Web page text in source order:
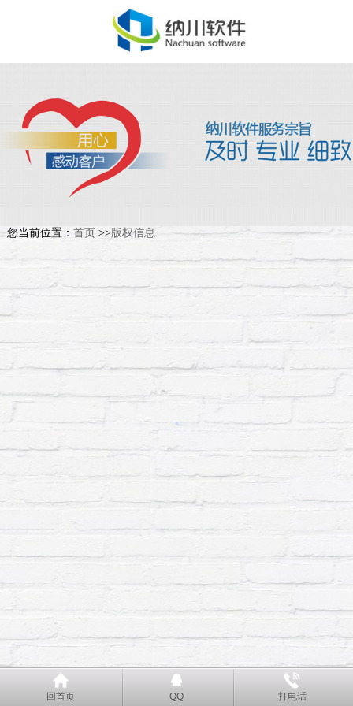
您当前位置： 首页 >>版权信息
回首页 QQ 打电话